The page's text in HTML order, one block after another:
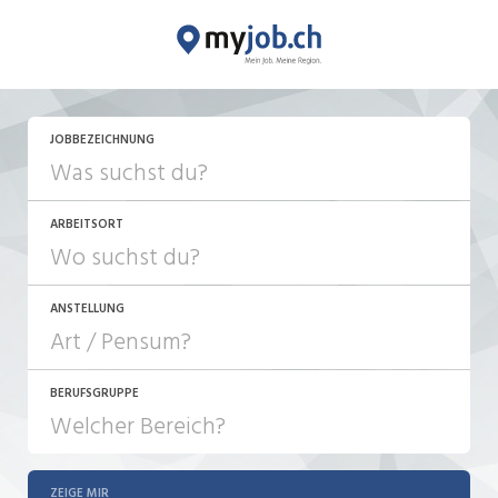
JOBBEZEICHNUNG
ARBEITSORT
ANSTELLUNG
JOB-TYP
Festanstellung
BERUFSGRUPPE
ZEIGE MIR